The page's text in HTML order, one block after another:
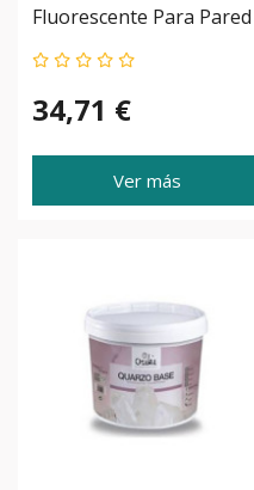
Fluorescente Para Pared
34,71 €
Ver más